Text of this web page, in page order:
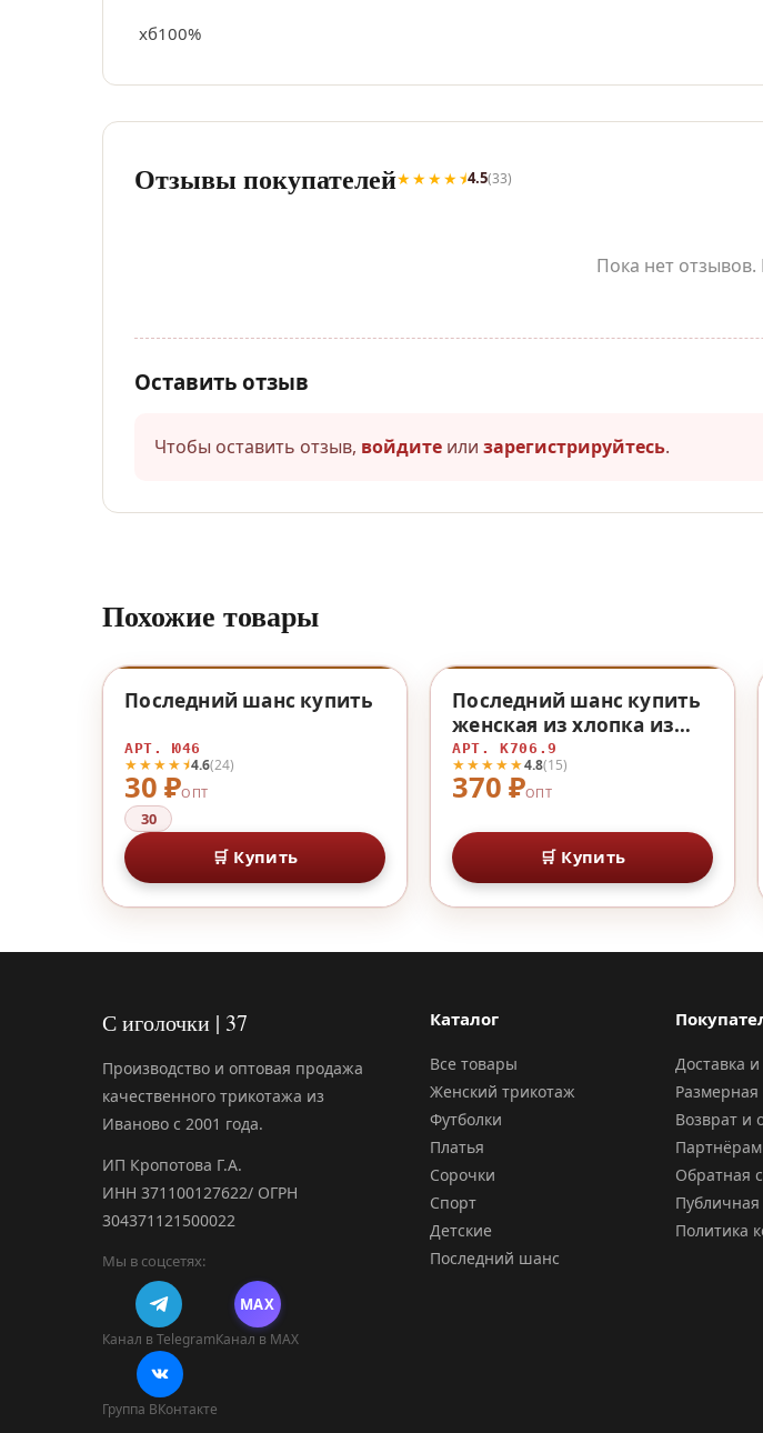
хб100%
Отзывы покупателей★★★★⯨4.5(33)
Пока нет
Оставить отзыв
Чтобы оставить отзыв, войдите или зарегистрируйтесь.
Похожие товары
♡
30 ₽ОПТ
★★★★⯨4.6(24)
Последний шанс купить
АРТ. Ю46
30
🛒 Купить
♡
370 ₽ОПТ
★★★★★4.8(15)
Последний шанс купить
женская из хлопка из
хлопка
АРТ. К706.9
🛒 Купить
С иголочки | 37
Производство и оптовая продажа
качественного трикотажа из
Иваново с 2001 года.
ИП Кропотова Г.А.
ИНН 371100127622/ ОГРН
304371121500022
Мы в соцсетях:
Канал в Telegram
MAX
Канал в MAX
Группа ВКонтакте
Каталог
Все товары
Женский трикотаж
Футболки
Платья
Сорочки
Спорт
Детские
Последний шанс
Доставка
Размерная
Возврат и
Партнёрам
Обратная
Политика